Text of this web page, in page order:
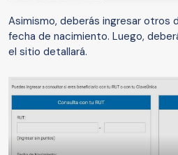
Asimismo, deberás ingresar otros
fecha de nacimiento. Luego,
el sitio detallará.